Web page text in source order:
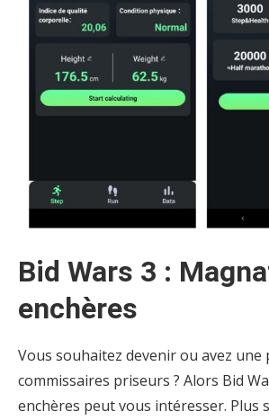
Bid Wars 3 :
enchères
Vous souhaitez devenir ou avez une
commissaires priseurs ? Alors Bid
enchères peut vous intéresser. Plus